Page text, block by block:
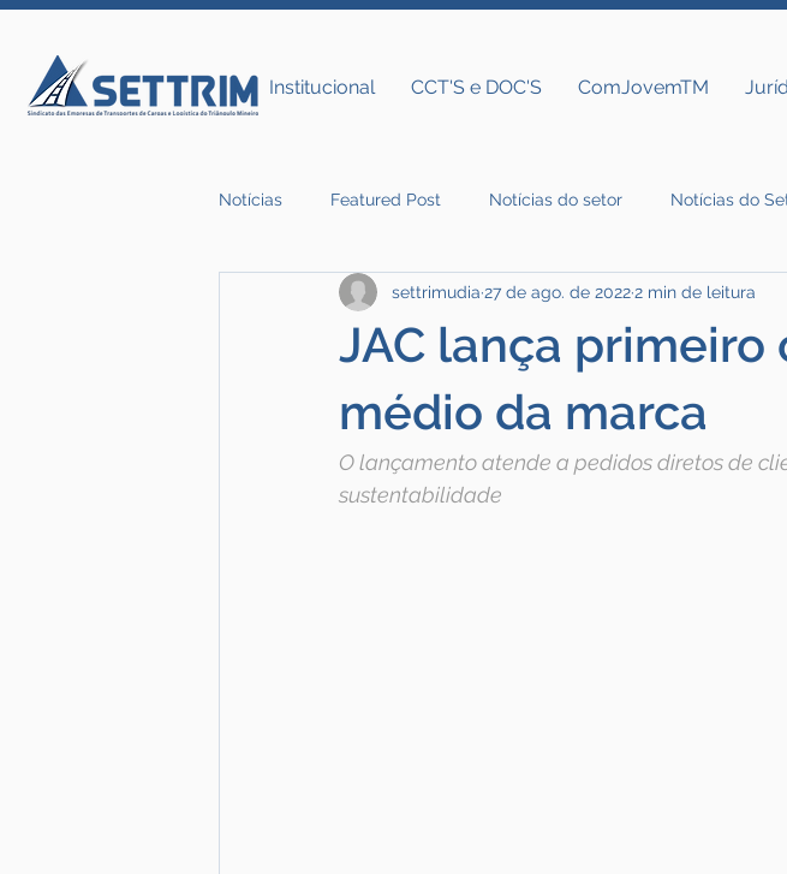
Institucional CCT'S e DOC'S ComJovemTM
Notícias Featured Post Notícias do setor Notícias do
Notícias do Settrim
JAC lança
médio da marca
settrimudia 27 de ago. de 20222 min de leitura
O lançamento atende a pedidos diretos de
sustentabilidade